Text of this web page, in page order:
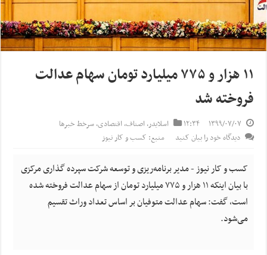
۱۱ هزار و ۷۷۵ میلیارد تومان سهام عدالت
فروخته شد
۱۳۹۹/۰۷/۰۷ ۱۲:۳۴ اسلایدر,اصناف,اقتصادی,سرخط خبرها
دیدگاه خود را بیان کنید
منبع: کسب و کار نیوز
کسب و کار نیوز - مدیر برنامه‌ریزی و توسعه شرکت سپرده گذاری مرکزی
با بیان اینکه ۱۱ هزار و ۷۷۵ میلیارد تومان از سهام عدالت فروخته شده
است، گفت: سهام عدالت متوفیان بر اساس تعداد وراث تقسیم
می‌شود.